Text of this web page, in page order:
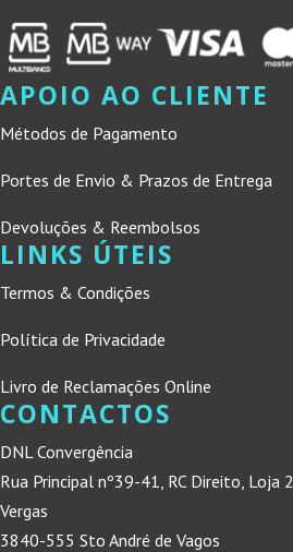
APOIO AO CLIENTE
Métodos de Pagamento
Portes de Envio & Prazos de Entrega
Devoluções & Reembolsos
LINKS ÚTEIS
Termos & Condições
Política de Privacidade
Livro de Reclamações Online
CONTACTOS
DNL Convergência
Rua Principal nº39-41, RC Direito, Loja 2
Vergas
3840-555 Sto André de Vagos